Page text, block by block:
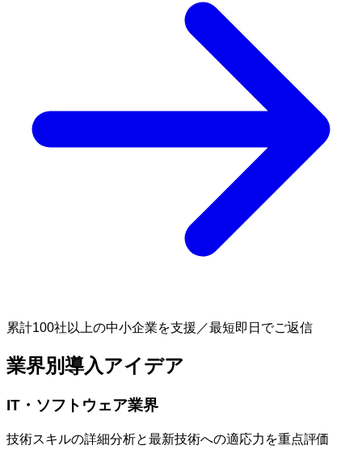
累計100社以上の中小企業を支援／最短即日でご返信
業界別導入アイデア
IT・ソフトウェア業界
技術スキルの詳細分析と最新技術への適応力を重点評価